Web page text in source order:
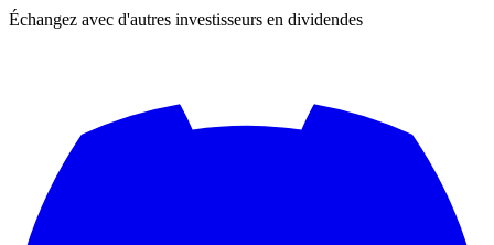
Échangez avec d'autres investisseurs en dividendes